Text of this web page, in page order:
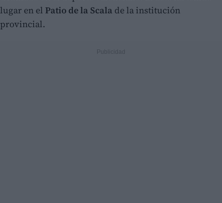
lugar en el Patio de la Scala de la institución
provincial.